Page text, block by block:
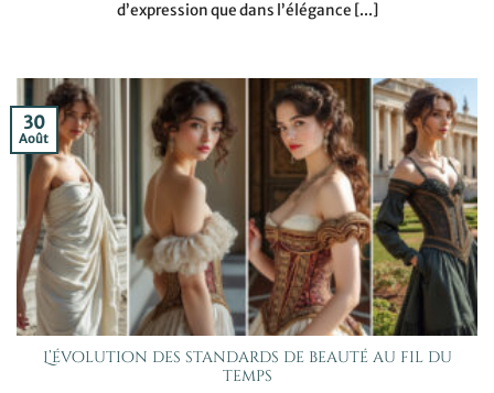
d’expression que dans l’élégance [...]
L’évolution des standards de beauté au fil du
temps
30
Août